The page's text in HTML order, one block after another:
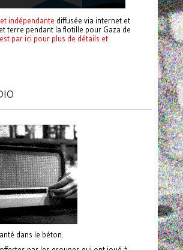
indépendante diffusée via internet et
terre pendant la flotille pour Gaza de
par ici pour plus de détails et
dans le béton.